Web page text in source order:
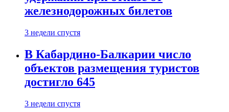
железнодорожных билетов
3 недели спустя
В Кабардино-Балкарии число
объектов размещения туристов
достигло 645
3 недели спустя